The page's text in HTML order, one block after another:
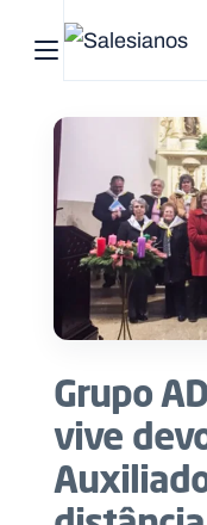
Abrir menu
Grupo
vive
Início
Quem
somos
O
que